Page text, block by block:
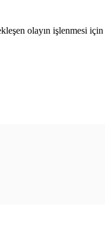
olayın işlenmesi